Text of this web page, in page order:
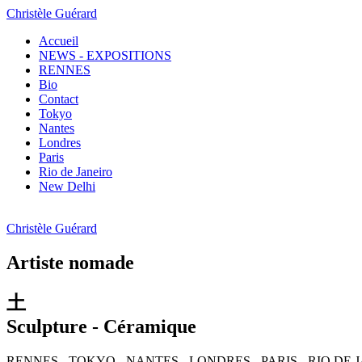
Christèle Guérard
Accueil
NEWS - EXPOSITIONS
RENNES
Bio
Contact
Tokyo
Nantes
Londres
Paris
Rio de Janeiro
New Delhi
Christèle Guérard
Artiste nomade
土
Sculpture - Céramique